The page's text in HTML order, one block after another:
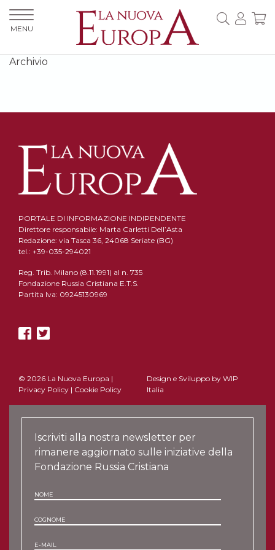
Archivio
PORTALE DI INFORMAZIONE INDIPENDENTE
Direttore responsabile: Marta Carletti Dell’Asta
Redazione: via Tasca 36, 24068 Seriate (BG)
tel.: +39-035-294021
Reg. Trib. Milano (8.11.1991) al n. 735
Fondazione Russia Cristiana E.T.S.
Partita Iva: 09245130969
© 2026 La Nuova Europa |
Privacy Policy | Cookie Policy
Design e Sviluppo by WIP
Italia
Iscriviti alla nostra newsletter per
rimanere aggiornato sulle iniziative della
Fondazione Russia Cristiana
NOME
COGNOME
E-MAIL
MENU